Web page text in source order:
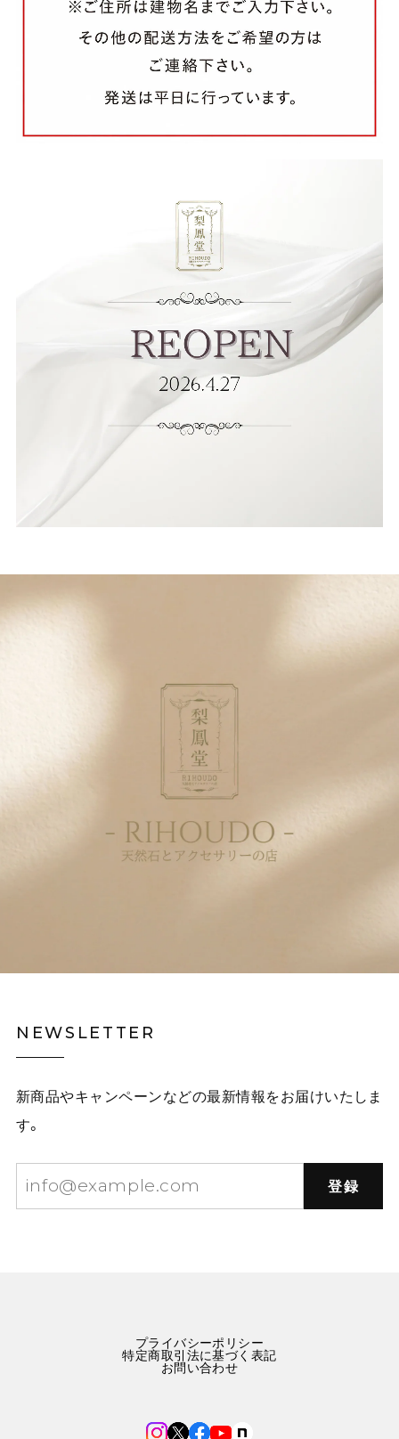
NEWSLETTER
新商品やキャンペーンなどの最新情報をお届けいたしま
す。
登録
プライバシーポリシー
特定商取引法に基づく表記
お問い合わせ